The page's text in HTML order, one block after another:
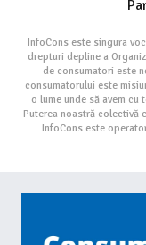
InfoCons este singura
drepturi depline a
de consumatori este
consumatorului este
o lume unde să avem
Puterea noastră colectivă
InfoCons este